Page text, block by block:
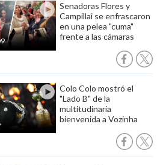
Senadoras Flores y
Campillai se enfrascaron
en una pelea "cuma"
frente a las cámaras
Colo Colo mostró el
"Lado B" de la
multitudinaria
bienvenida a Vozinha